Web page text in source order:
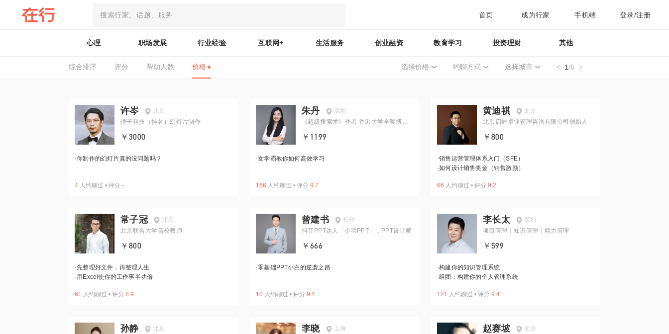
首页 成为行家 手机端 登录/注册
心理 职场发展 行业经验 互联网+ 生活服务 创业融资 教育学习 投资理财 其他
综合排序 评分 帮助人数 价格 选择价格 约聊方式 选择城市 1/6
许岑
北京
锤子科技（挂名）幻灯片制作
￥3000
·你制作的幻灯片真的没问题吗？
4 人约聊过 • 评分 -
朱丹
深圳
《超级搜索术》作者 香港大学全奖博士
￥1199
·女学霸教你如何高效学习
166 人约聊过 • 评分 9.7
黄迪祺
北京
北京启迪卓业管理咨询有限公司创始人
￥800
·销售运营管理体系入门（SFE）
·如何设计销售奖金（销售激励）
66 人约聊过 • 评分 9.2
常子冠
北京
北京联合大学高校教师
￥800
·先整理好文件，再整理人生
·用Excel使你的工作事半功倍
61 人约聊过 • 评分 8.9
曾建书
杭州
抖音PPT达人「小羽PPT」，PPT设计师
￥666
·零基础PPT小白的逆袭之路
10 人约聊过 • 评分 9.4
李长太
深圳
项目管理｜知识管理｜精力管理
￥599
·构建你的知识管理系统
·组团：构建你的个人管理系统
121 人约聊过 • 评分 9.4
孙静
北京
李晓
上海
赵赛坡
北京